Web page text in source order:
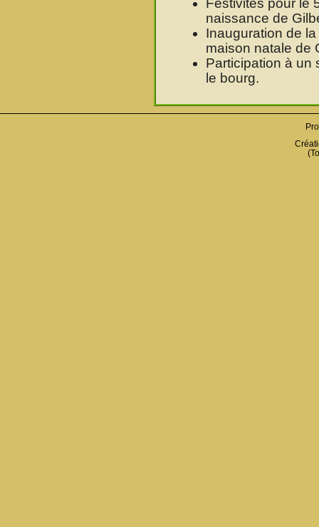
Festivités pour le
naissance de
Inauguration de
maison natale de
Participation à un
le bourg.